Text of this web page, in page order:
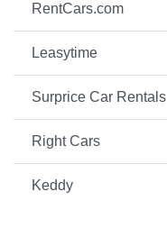
RentCars.com
Leasytime
Surprice Car Rentals
Right Cars
Keddy